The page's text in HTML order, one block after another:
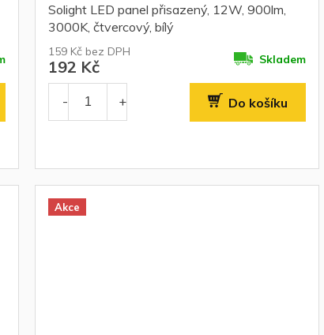
Solight LED panel přisazený, 12W, 900lm,
3000K, čtvercový, bílý
159 Kč bez DPH
192 Kč Skladem
Do košíku
Akce